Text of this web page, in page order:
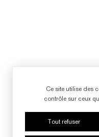
Ce site utilise des
contrôle sur ceux
Tout refuser